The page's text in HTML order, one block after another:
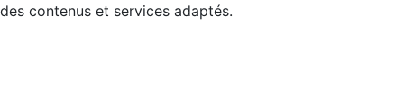
contenus et services adaptés.